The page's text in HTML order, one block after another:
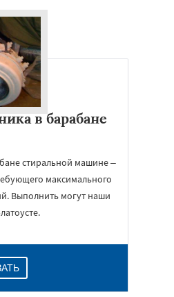
в барабане
стиральной машине –
максимального
Выполнить могут наши